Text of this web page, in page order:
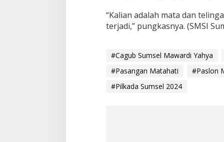
“Kalian adalah mata dan
terjadi,” pungkasnya. (SMSI
#Cagub Sumsel Mawardi Yahya
#Pasangan Matahati
#Paslon
#Pilkada Sumsel 2024